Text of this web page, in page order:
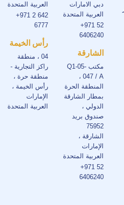
دبي الامارات
العربية المتحدة
+971 52
6406240
الشارقة
مكتب Q1-05-
047 / A ،
المنطقة الحرة
بمطار الشارقة
الدولي ،
صندوق بريد
75952
الشارقة ،
الإمارات
العربية المتحدة
+971 52
6406240
العربية المتحدة
+971 2 642
6777
رأس الخيمة
04 ، منطقة
راكز التجارية -
منطقة حرة ،
رأس الخيمة ،
الإمارات
العربية المتحدة